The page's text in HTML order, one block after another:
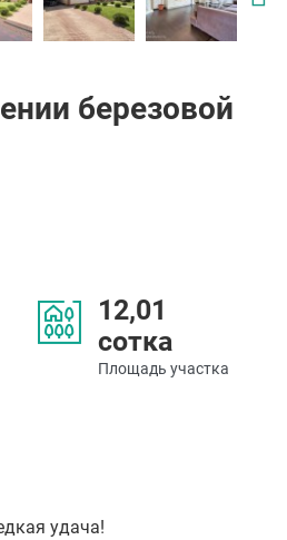
березовой
12,01
сотка
Площадь участка
удача!